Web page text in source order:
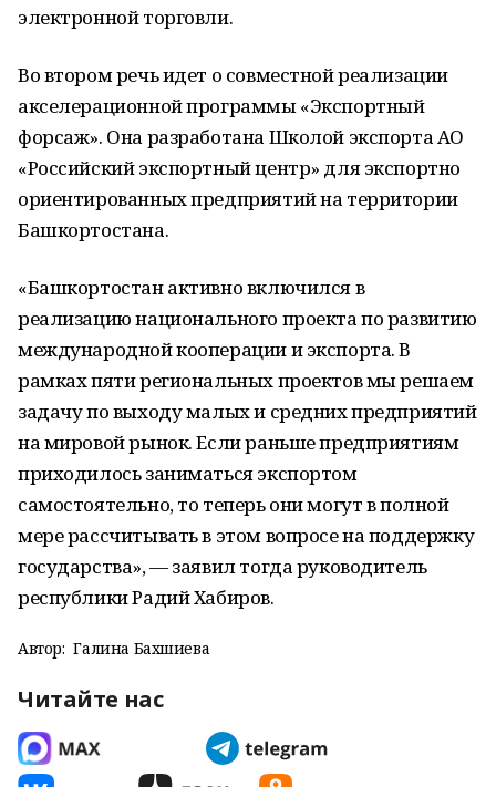
электронной торговли.
Во втором речь идет о совместной реализации
акселерационной программы «Экспортный
форсаж». Она разработана Школой экспорта АО
«Российский экспортный центр» для экспортно
ориентированных предприятий на территории
Башкортостана.
«Башкортостан активно включился в
реализацию национального проекта по развитию
международной кооперации и экспорта. В
рамках пяти региональных проектов мы решаем
задачу по выходу малых и средних предприятий
на мировой рынок. Если раньше предприятиям
приходилось заниматься экспортом
самостоятельно, то теперь они могут в полной
мере рассчитывать в этом вопросе на поддержку
государства», — заявил тогда руководитель
республики Радий Хабиров.
Автор: Галина Бахшиева
Читайте нас